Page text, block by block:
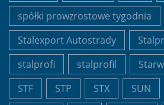
spółki prowzrostowe tygodnia
Stalexport Autostrady
stalprofi
stalprofil
STF
STP STX SUN